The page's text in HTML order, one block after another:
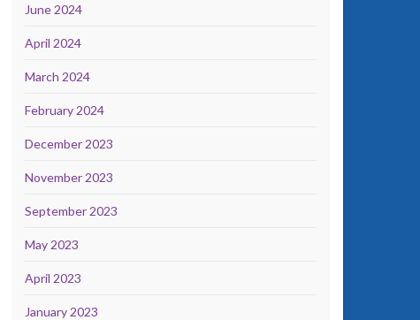
June 2024
April 2024
March 2024
February 2024
December 2023
November 2023
September 2023
May 2023
April 2023
January 2023